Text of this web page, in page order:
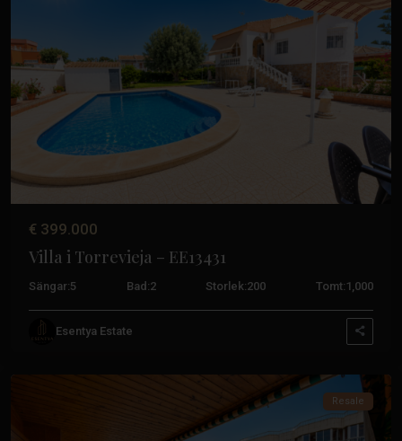
Tidigare Nästa
€ 399.000
Villa i Torrevieja – EE13431
Sängar:5 Bad:2 Storlek:200 Tomt: 1,000
Esentya Estate
Resale